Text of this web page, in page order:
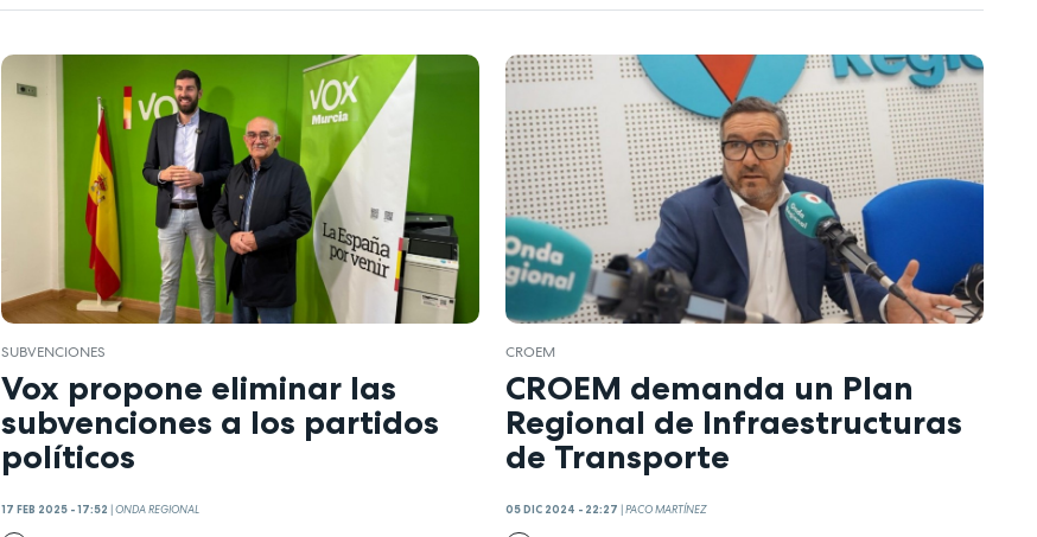
SUBVENCIONES
Vox propone eliminar las
subvenciones a los partidos
políticos
17 FEB 2025 - 17:52 |ONDA REGIONAL
CROEM
CROEM demanda un Plan
Regional de Infraestructuras
de Transporte
05 DIC 2024 - 22:27 |PACO MARTÍNEZ